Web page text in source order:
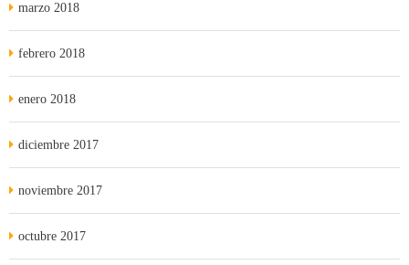
marzo 2018
febrero 2018
enero 2018
diciembre 2017
noviembre 2017
octubre 2017